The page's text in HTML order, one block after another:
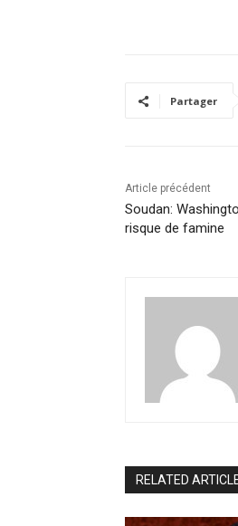
b
k
dI
Partager
Article précédent
Soudan:
risque de famine
RELATED